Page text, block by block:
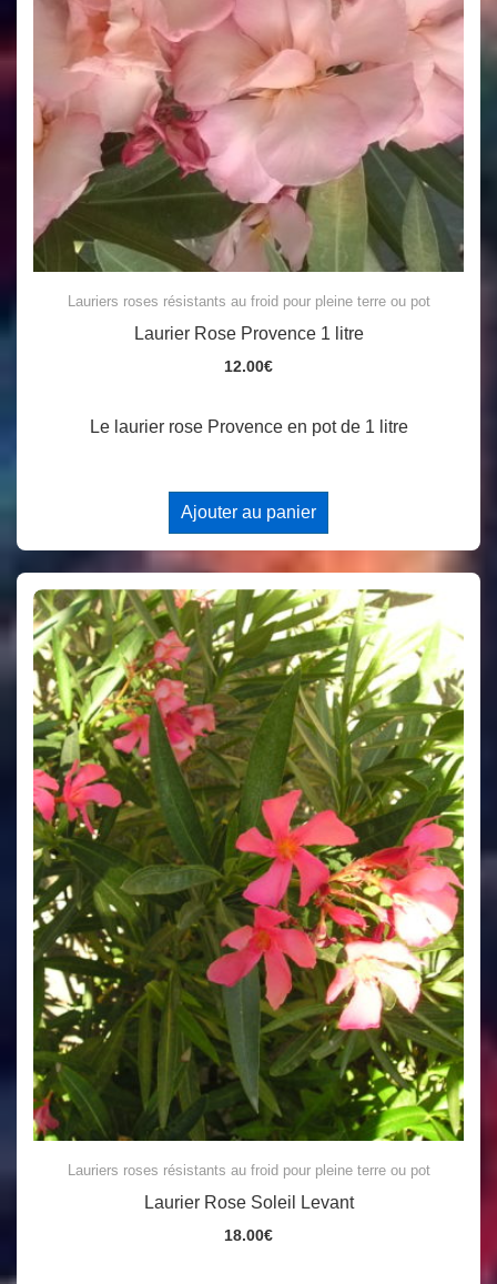
Lauriers roses résistants au froid pour pleine terre ou pot
Laurier Rose Provence 1 litre
12.00€
Le laurier rose Provence en pot de 1 litre
Ajouter au panier
Lauriers roses résistants au froid pour pleine terre ou pot
Laurier Rose Soleil Levant
18.00€